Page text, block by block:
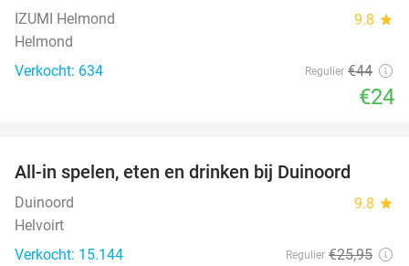
IZUMI Helmond 9.8 star
Helmond
Verkocht: 634
Regulier €44
€24
All-in spelen, eten en drinken bij Duinoord
Duinoord 9.8 star
Helvoirt
Verkocht: 15.144
Regulier €25,95